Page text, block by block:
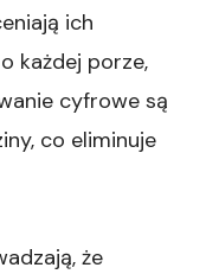
ich
każdej porze,
cyfrowe są
co eliminuje
że